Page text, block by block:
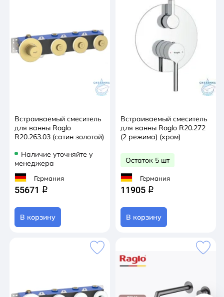
Встраиваемый смеситель
для ванны Raglo
R20.263.03 (сатин золотой)
Наличие уточняйте у
менеджера
Германия
55671 q
В корзину
Встраиваемый смеситель
для ванны Raglo R20.272
(2 режима) (хром)
Остаток 5 шт
Германия
11905 q
В корзину